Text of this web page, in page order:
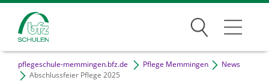
Suchen
Traumberufe
pflegeschule-memmingen.bfz.de Pflege Memmingen
News
Abschlussfeier Pflege 2025